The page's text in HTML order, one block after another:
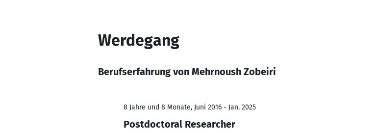
Werdegang
Berufserfahrung von Mehrnoush Zobeiri
8 Jahre und 8 Monate, Juni 2016 - Jan. 2025
Postdoctoral Researcher